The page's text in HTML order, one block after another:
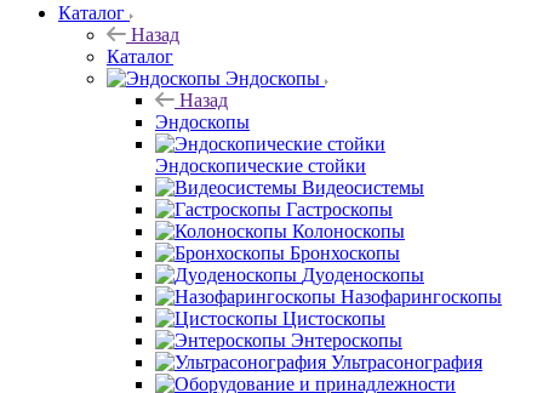
Каталог
Назад
Каталог
Эндоскопы
Назад
Эндоскопы
Эндоскопические стойки
Видеосистемы
Гастроскопы
Колоноскопы
Бронхоскопы
Дуоденоскопы
Назофарингоскопы
Цистоскопы
Энтероскопы
Ультрасонография